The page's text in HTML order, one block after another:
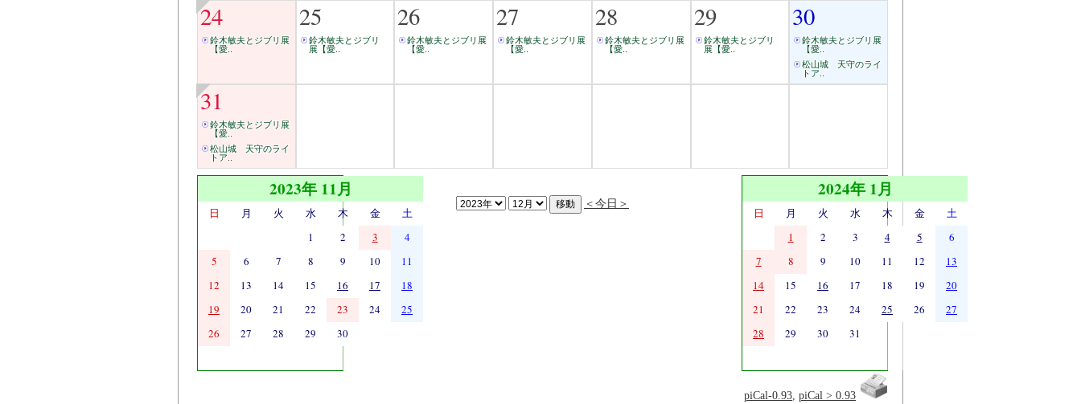
24
鈴木敏夫とジブリ展
【愛..
25
鈴木敏夫とジブリ
展【愛..
26
鈴木敏夫とジブリ展
【愛..
27
鈴木敏夫とジブリ展
【愛..
28
鈴木敏夫とジブリ展
【愛..
29
鈴木敏夫とジブリ
展【愛..
30
鈴木敏夫とジブリ展
【愛..
松山城 天守のライ
トア..
31
鈴木敏夫とジブリ展
【愛..
松山城 天守のライ
トア..
＜今日＞
2023年 11月
日 月 火 水 木 金
土
1
2 3
4
5
6 7 8 9 10
11
12
13 14 15 16 17
18
19
20 21 22 23 24
25
26
27 28 29 30
2024年 1月
日 月 火 水 木 金
土
1
2 3 4 5
6
7
8 9 10 11 12
13
14
15 16 17 18 19
20
21
22 23 24 25 26
27
28
29 30 31
piCal-0.93, piCal > 0.93